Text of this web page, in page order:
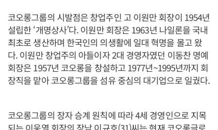
코오롱그룹의 시발점은 창업주인 고 이원만 회장이 1954년
설립한 ‘개명상사’다. 이원만 회장은 1963년 나일론을 국내
최초로 생산하며 한국인의 의생활에 일대 혁명을 몰고 왔
다. 이원만 창업주의 아들이자 2대 경영자였던 이동찬 명예
회장은 1957년 코오롱을 창설하고 1977년~1995년까지 회
장직을 맡아 코오롱그룹을 섬유 중심의 대기업으로 일궜다.
코오롱그룹의 장자 승계 원칙에 따라 4세 경영인으로 지목